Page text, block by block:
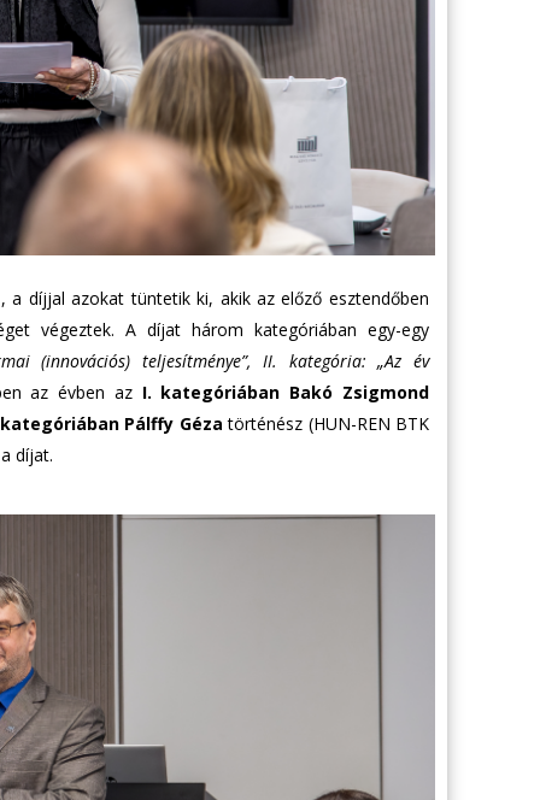
díjjal azokat tüntetik ki, akik az előző esztendőben
végeztek. A díjat három kategóriában egy-egy
(innovációs) teljesítménye”, II. kategória: „Az év
az évben az I. kategóriában Bakó Zsigmond
Pálffy Géza történész (HUN-REN BTK
díjat.